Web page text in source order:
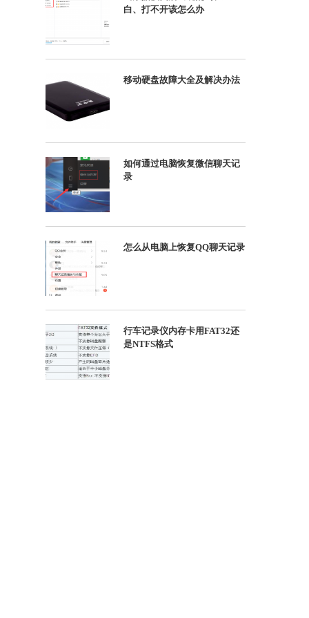
白、打不开该怎么办
移动硬盘故障大全及解决办法
如何通过电脑恢复微信聊天记
录
怎么从电脑上恢复QQ聊天记录
行车记录仪内存卡用FAT32还
是NTFS格式